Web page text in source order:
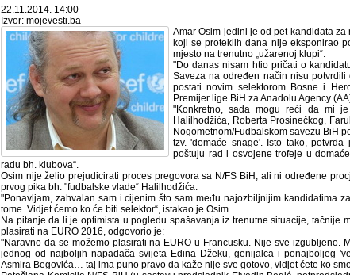
22.11.2014. 14:00
Izvor: mojevesti.ba
Amar Osim jedini je od pet kandidata
koji se proteklih dana nije eksponirao
mjesto na trenutno „užarenoj klupi“.
"Do danas nisam htio pričati o
Saveza na određen način nisu
postati novim selektorom Bosne i
Premijer lige BiH za Anadolu Agency
"Konkretno, sada mogu reći da mi
Halilhodžića, Roberta Prosinečkog,
Nogometnom/Fudbalskom savezu BiH
tzv. 'domaće snage'. Isto tako,
poštuju rad i osvojene trofeje u
radu bh. klubova“.
Osim nije želio prejudicirati proces pregovora sa N/FS BiH, ali ni određene
prvog pika bh. "fudbalske vlade“ Halilhodžića.
"Ponavljam, zahvalan sam i cijenim što sam među najozbiljnijim kandidatima
tome. Vidjet ćemo ko će biti selektor“, istakao je Osim.
Na pitanje da li je optimista u pogledu spašavanja iz trenutne situacije, tačnije
plasirati na EURO 2016, odgovorio je:
"Naravno da se možemo plasirati na EURO u Francusku. Nije sve izgubljeno.
jednog od najboljih napadača svijeta Edina Džeku, genijalca i ponajboljeg
Asmira Begovića… taj ima puno pravo da kaže nije sve gotovo, vidjet ćete ko